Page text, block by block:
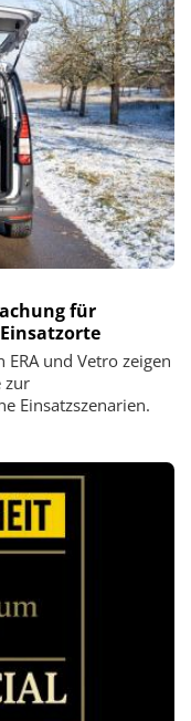
für
und Vetro zeigen
zur
Einsatzszenarien.